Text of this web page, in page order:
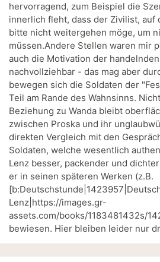
hervorragend, zum Beispiel die
innerlich fleht, dass der Zivilist, auf
bitte nicht weitergehen möge, um
müssen.Andere Stellen waren mir
auch die Motivation der
nachvollziehbar - das mag aber
bewegen sich die Soldaten der
Teil am Rande des Wahnsinns.
Beziehung zu Wanda bleibt
zwischen Proska und ihr
direkten Vergleich mit den
Soldaten, welche wesentlich
Lenz besser, packender und
er in seinen späteren Werken (z.B.
Lenz|https://images.gr-
assets.com/books/1183481432s/
bewiesen. Hier bleiben leider nur